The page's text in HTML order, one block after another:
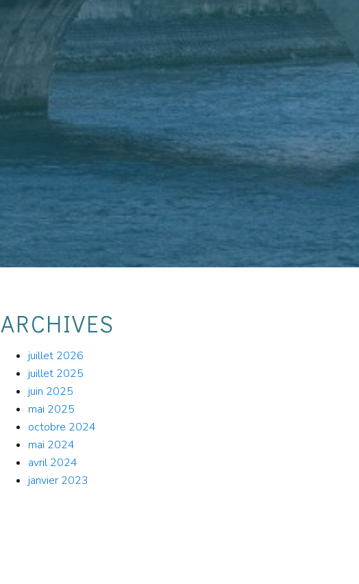
ARCHIVES
juillet 2026
juillet 2025
juin 2025
mai 2025
octobre 2024
mai 2024
avril 2024
janvier 2023